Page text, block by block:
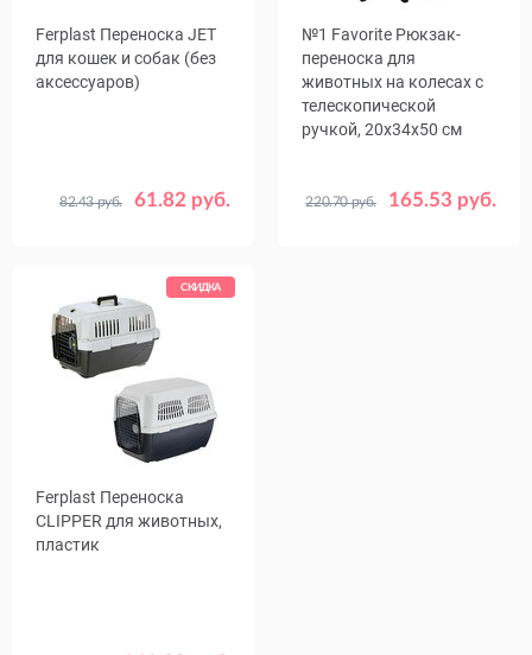
Ferplast Переноска JET
для кошек и собак (без
аксессуаров)
61.82 руб.
82.43 руб.
Размер,
47 х 32 х 29
№1 Favorite Рюкзак-
переноска для
животных на колесах с
телескопической
ручкой, 20x34x50 см
165.53 руб.
220.70 руб.
Цвет
Красный
СКИДКА
Ferplast Переноска
CLIPPER для животных,
пластик